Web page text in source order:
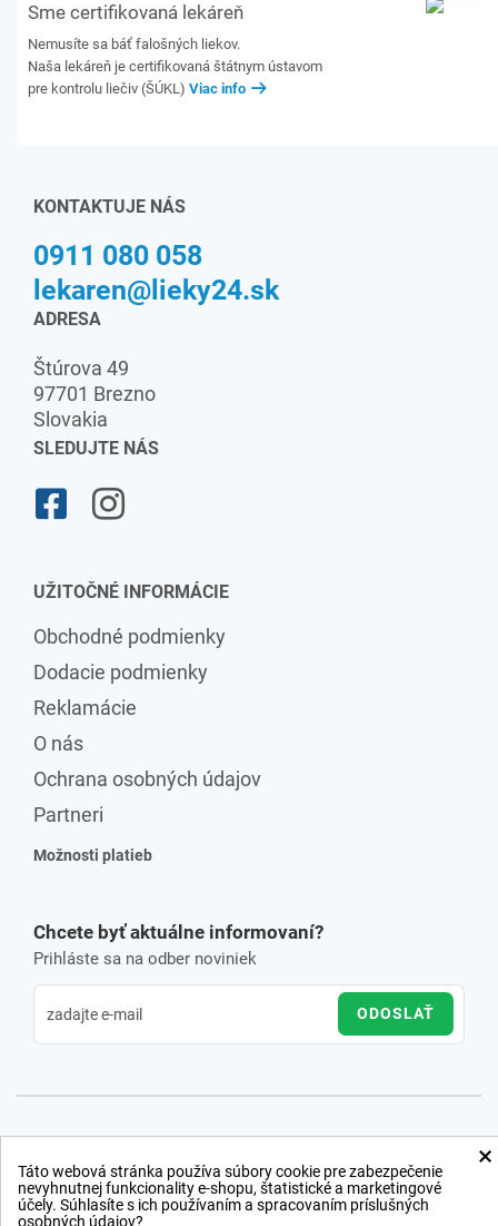
Sme certifikovaná lekáreň
Nemusíte sa báť falošných liekov.
Naša lekáreň je certifikovaná štátnym ústavom
pre kontrolu liečiv (ŠÚKL) Viac info
KONTAKTUJE NÁS
0911 080 058
lekaren@lieky24.sk
ADRESA
Štúrova 49
97701 Brezno
Slovakia
SLEDUJTE NÁS
UŽITOČNÉ INFORMÁCIE
Obchodné podmienky
Dodacie podmienky
Reklamácie
O nás
Ochrana osobných údajov
Partneri
Možnosti platieb
Chcete byť aktuálne informovaní?
Prihláste sa na odber noviniek
ODOSLAŤ
×
Táto webová stránka používa súbory cookie pre zabezpečenie
nevyhnutnej funkcionality e-shopu, štatistické a marketingové
účely. Súhlasíte s ich používaním a spracovaním príslušných
osobných údajov?